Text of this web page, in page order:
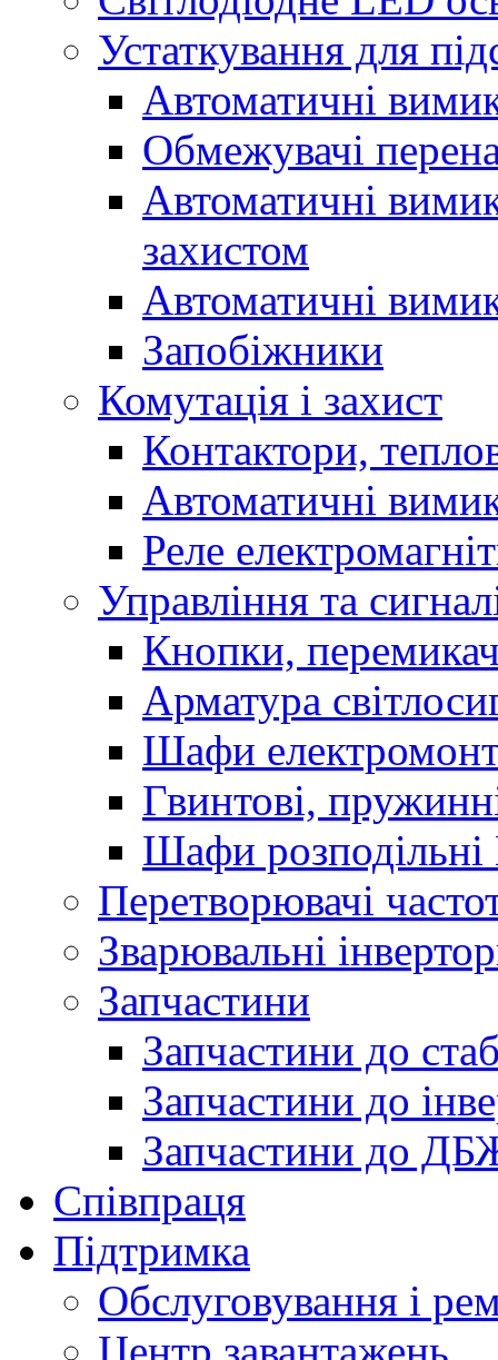
Устаткування для
Автоматичні
Обмежувачі
Автоматичні
захистом
Автоматичні
Запобіжники
Комутація і захист
Контактори,
Автоматичні
Реле
Управління та
Кнопки,
Арматура
Шафи
Гвинтові,
Шафи розподільні
Перетворювачі
Зварювальні
Запчастини
Запчастини до
Запчастини до
Запчастини до
Співпраця
Підтримка
Обслуговування і
Центр завантажень